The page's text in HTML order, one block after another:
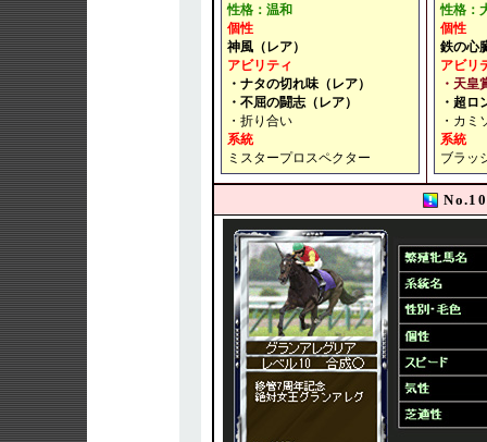
性格：温和
個性
神風（レア）
アビリティ
・ナタの切れ味（レア）
・不屈の闘志（レア）
・折り合い
系統
ミスタープロスペクター
性格：
個性
鉄の心
アビリ
・天皇
・超ロ
・カミ
系統
ブラッ